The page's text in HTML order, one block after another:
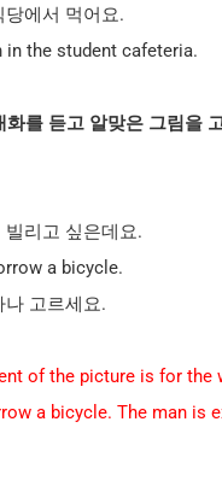
당에서 먹어요.
in the student cafeteria.
화를 듣고 알맞은 그림을
빌리고 싶은데요.
a bicycle.
나 고르세요.
of the picture is for the
a bicycle. The man is